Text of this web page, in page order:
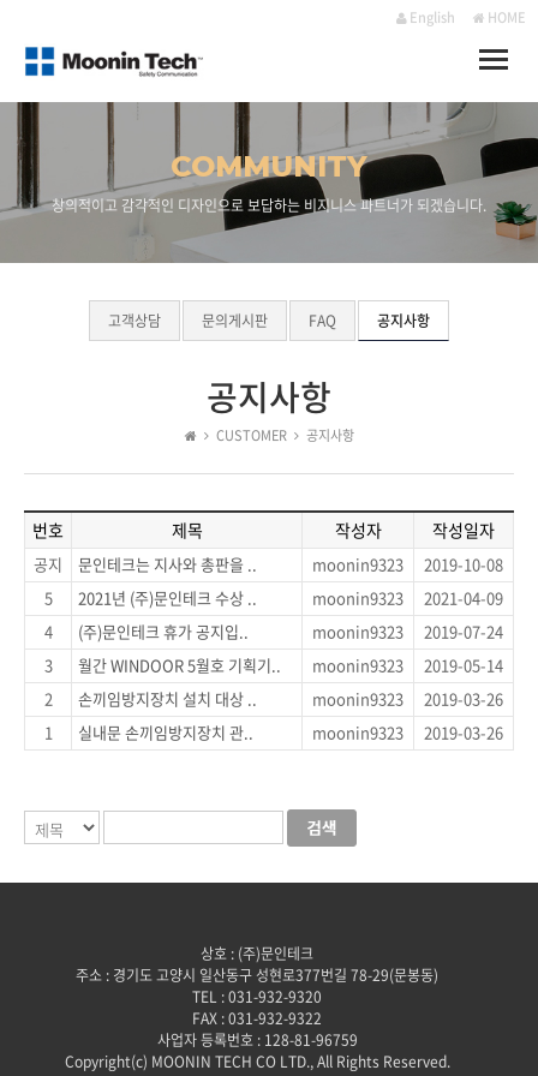
English HOME
Toggle
COMMUNITY
창의적이고 감각적인 디자인으로 보답하는 비지니스 파트너가 되겠습니다.
고객상담 문의게시판 FAQ 공지사항
공지사항
CUSTOMER 공지사항
번호 제목 작성자 작성일자
공지 문인테크는 지사와 총판을 .. moonin9323
2019-10-08
5
2021년 (주)문인테크 수상 .. moonin9323
2021-04-09
4
(주)문인테크 휴가 공지입.. moonin9323
2019-07-24
3
월간 WINDOOR 5월호 기획기.. moonin9323
2019-05-14
2
손끼임방지장치 설치 대상 .. moonin9323
2019-03-26
1
실내문 손끼임방지장치 관.. moonin9323 2019-03-26
상호 : (주)문인테크
주소 : 경기도 고양시 일산동구 성현로377번길 78-29(문봉동)
TEL : 031-932-9320
FAX : 031-932-9322
사업자 등록번호 : 128-81-96759
Copyright(c) MOONIN TECH CO LTD., All Rights Reserved.